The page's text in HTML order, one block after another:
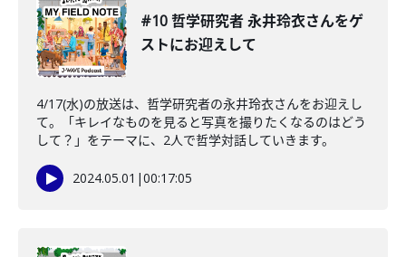
#10 哲学研究者 永井玲衣さんをゲ
ストにお迎えして
4/17(水)の放送は、哲学研究者の永井玲衣さんをお迎えし
て。「キレイなものを見ると写真を撮りたくなるのはどう
して？」をテーマに、2人で哲学対話していきます。
2024.05.01 |00:17:05